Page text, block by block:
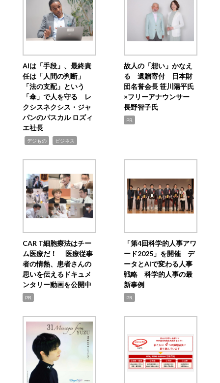
AIは「手段」、最終責
任は「人間の判断」
「法の支配」という
「傘」で人を守る レ
クシスネクシス・ジャ
パンのパスカル ロズィ
エ社長
デジもの ビジネス
故人の「想い」かなえ
る 遺贈寄付 日本財
団名誉会長 笹川陽平氏
×フリーアナウンサー
長野智子氏
PR
CAR T細胞療法はチー
ム医療だ！ 医療従事
者の情熱、患者さんの
思いを伝えるドキュメ
ンタリー動画を公開中
PR
「第4回科学的人事アワ
ード2025」を開催 デ
ータとAIで変わる人事
戦略 科学的人事の最
新事例
PR